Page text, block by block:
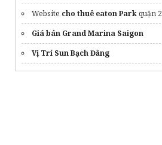
Website cho thuê eaton Parkquận 2
Giá bán Grand Marina Saigon
Vị Trí Sun Bạch Đằng